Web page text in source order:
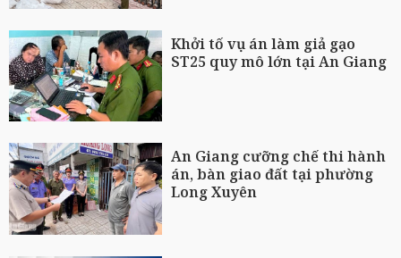
Khởi tố vụ án làm giả gạo
ST25 quy mô lớn tại An Giang
An Giang cưỡng chế thi hành
án, bàn giao đất tại phường
Long Xuyên